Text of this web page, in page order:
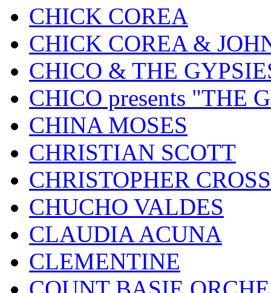
CHICK COREA
CHICK COREA &
CHICO & THE
CHICO presents "THE
CHINA MOSES
CHRISTIAN SCOTT
CHRISTOPHER CROSS
CHUCHO VALDES
CLAUDIA ACUNA
CLEMENTINE